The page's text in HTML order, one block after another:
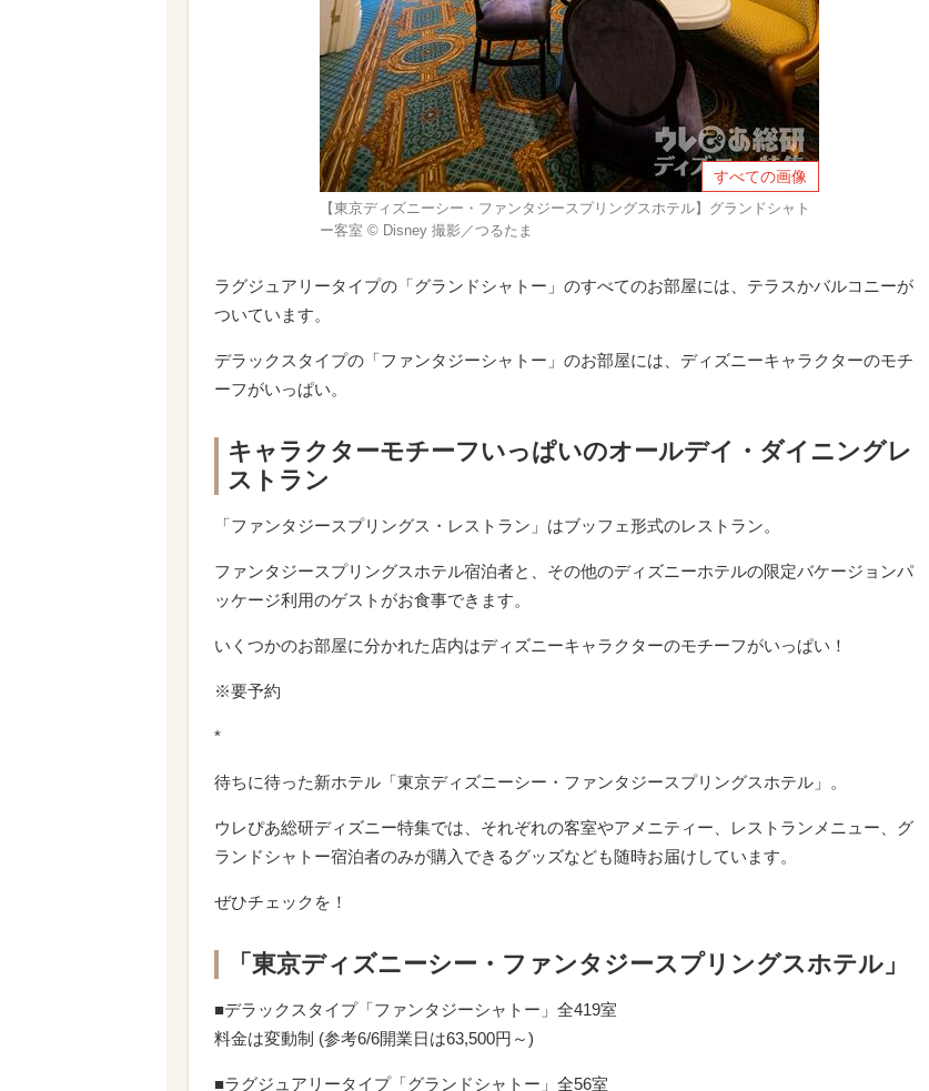
すべての画像
【東京ディズニーシー・ファンタジースプリングスホテル】グランドシャト
ー客室 © Disney 撮影／つるたま
ラグジュアリータイプの「グランドシャトー」のすべてのお部屋には、テラスかバルコニーが
ついています。
デラックスタイプの「ファンタジーシャトー」のお部屋には、ディズニーキャラクターのモチ
ーフがいっぱい。
キャラクターモチーフいっぱいのオールデイ・ダイニングレ
ストラン
「ファンタジースプリングス・レストラン」はブッフェ形式のレストラン。
ファンタジースプリングスホテル宿泊者と、その他のディズニーホテルの限定バケージョンパ
ッケージ利用のゲストがお食事できます。
いくつかのお部屋に分かれた店内はディズニーキャラクターのモチーフがいっぱい！
※要予約
*
待ちに待った新ホテル「東京ディズニーシー・ファンタジースプリングスホテル」。
ウレぴあ総研ディズニー特集では、それぞれの客室やアメニティー、レストランメニュー、グ
ランドシャトー宿泊者のみが購入できるグッズなども随時お届けしています。
ぜひチェックを！
「東京ディズニーシー・ファンタジースプリングスホテル」
■デラックスタイプ「ファンタジーシャトー」全419室
料金は変動制 (参考6/6開業日は63,500円～)
■ラグジュアリータイプ「グランドシャトー」全56室